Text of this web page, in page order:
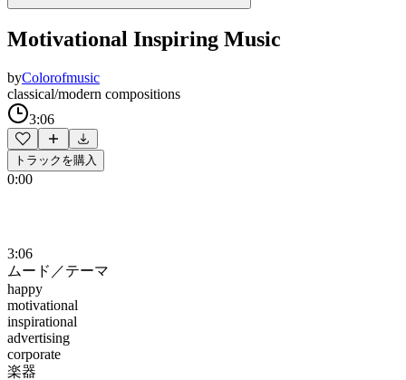
Motivational Inspiring Music
byColorofmusic
classical/modern compositions
3:06
トラックを購入
0:00
3:06
ムード／テーマ
happy
motivational
inspirational
advertising
corporate
楽器